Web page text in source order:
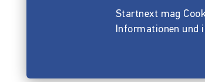
Startnext mag
Informationen und